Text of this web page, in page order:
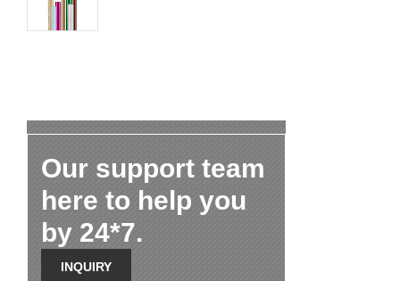
Our support team
here to help you
by 24*7.
INQUIRY